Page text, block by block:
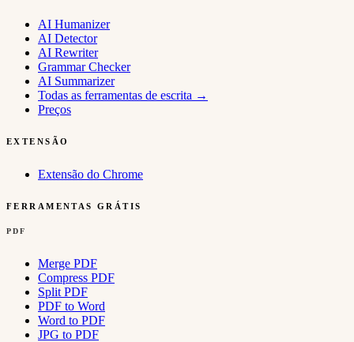
AI Humanizer
AI Detector
AI Rewriter
Grammar Checker
AI Summarizer
Todas as ferramentas de escrita →
Preços
EXTENSÃO
Extensão do Chrome
FERRAMENTAS GRÁTIS
PDF
Merge PDF
Compress PDF
Split PDF
PDF to Word
Word to PDF
JPG to PDF